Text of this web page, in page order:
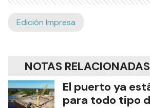
Edición Impresa
NOTAS RELACIONADAS
El puerto ya
para todo tipo